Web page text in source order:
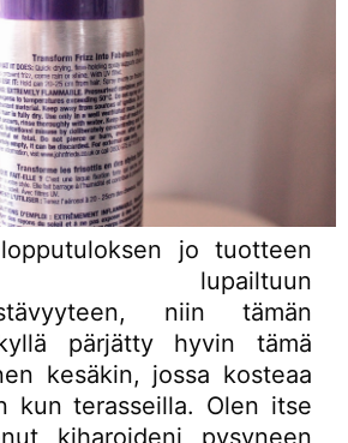
jo tuotteen
lupailtuun
niin tämän
pärjätty hyvin tämä
kesäkin, jossa kosteaa
kun terasseilla. Olen itse
kiharoideni pysyneen